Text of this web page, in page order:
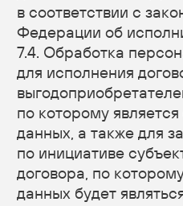
данных
10.1. Оператор до начала
деятельности по
персональных данных обязан
уполномоченный орган по
персональных данных о своем
осуществлять трансграничную
персональных данных (такое
направляется отдельно от
о намерении осуществлять
персональных данных).
10.2. Оператор до подачи
уведомления, обязан получить